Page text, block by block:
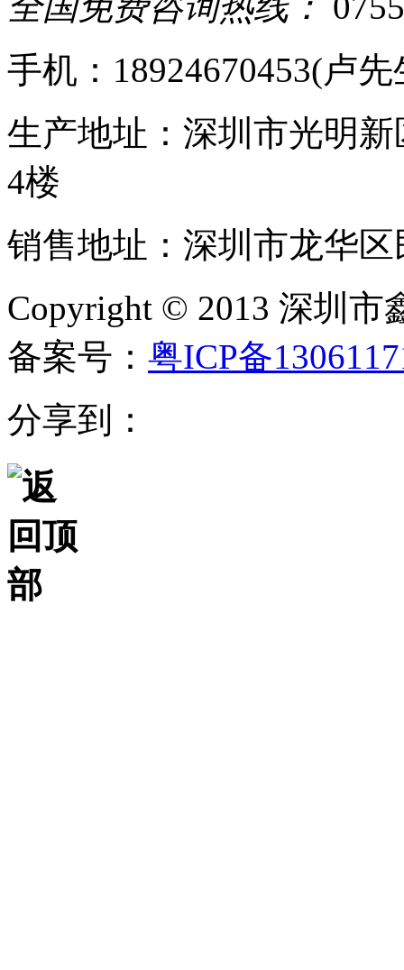
手机：18924670453(卢
生产地址：深圳市光明
4楼
销售地址：深圳市龙华
Copyright © 2013 深
备案号： 粤ICP备
分享到：